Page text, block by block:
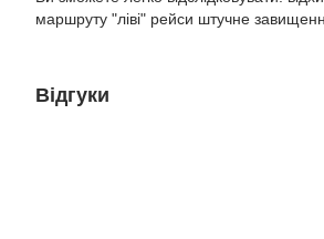
маршруту "ліві" рейси штучне
Відгуки